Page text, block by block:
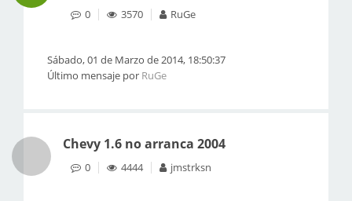
0 3570 RuGe
Sábado, 01 de Marzo de 2014, 18:50:37
Último mensaje por RuGe
Chevy 1.6 no arranca 2004
0 4444 jmstrksn